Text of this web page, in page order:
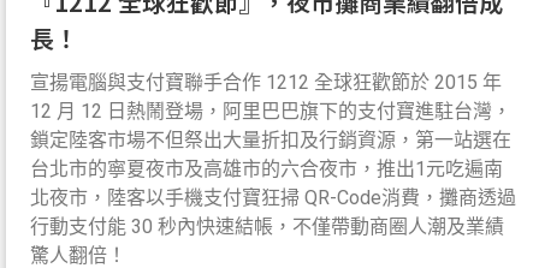
長！
宣揚電腦與支付寶聯手合作 1212 全球狂歡節於 2015 年
12 月 12 日熱鬧登場，阿里巴巴旗下的支付寶進駐台灣，
鎖定陸客市場不但祭出大量折扣及行銷資源，第一站選在
台北市的寧夏夜市及高雄市的六合夜市，推出1元吃遍南
北夜市，陸客以手機支付寶狂掃 QR-Code消費，攤商透過
行動支付能 30 秒內快速結帳，不僅帶動商圈人潮及業績
驚人翻倍！